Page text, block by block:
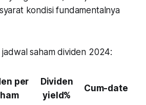
kondisi fundamentalnya
saham dividen 2024:
per
Dividen
yield%
Cum-date